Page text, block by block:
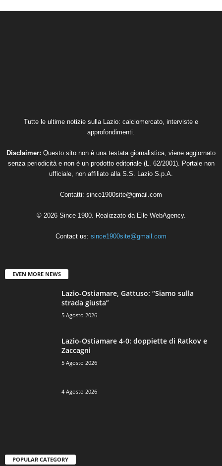
Tutte le ultime notizie sulla Lazio: calciomercato, interviste e
approfondimenti.
Disclaimer: Questo sito non è una testata giornalistica, viene aggiornato
senza periodicità e non è un prodotto editoriale (L. 62/2001). Portale non
ufficiale, non affiliato alla S.S. Lazio S.p.A.
Contatti: since1900site@gmail.com
© 2026 Since 1900. Realizzato da Elle WebAgency.
Contact us: since1900site@gmail.com
EVEN MORE NEWS
Lazio-Ostiamare, Gattuso: “Siamo sulla
strada giusta”
5 Agosto 2026
Lazio-Ostiamare 4-0: doppiette di Ratkov e
Zaccagni
5 Agosto 2026
4 Agosto 2026
POPULAR CATEGORY